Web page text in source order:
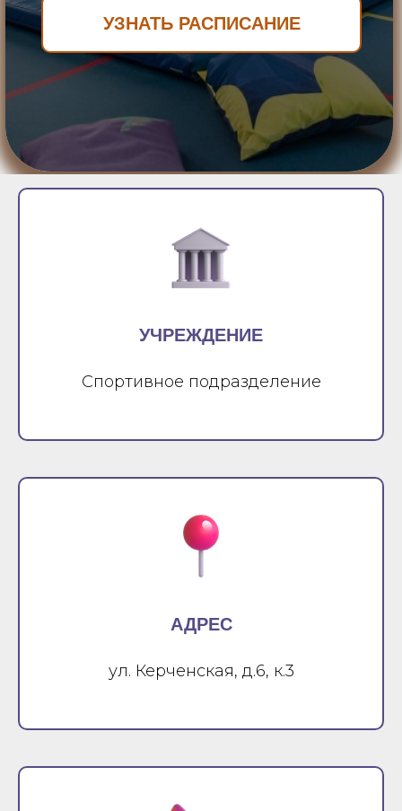
УЗНАТЬ РАСПИСАНИЕ
УЧРЕЖДЕНИЕ
Спортивное подразделение
АДРЕС
ул. Керченская, д.6, к.3